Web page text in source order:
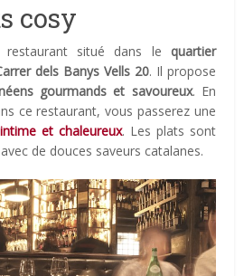
cosy
situé dans le quartier
dels Banys Vells 20. Il propose
gourmands et savoureux. En
ce restaurant, vous passerez une
et chaleureux. Les plats sont
de douces saveurs catalanes.